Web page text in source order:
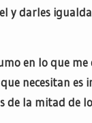
y darles
en lo que me
necesitan es
de la mitad de